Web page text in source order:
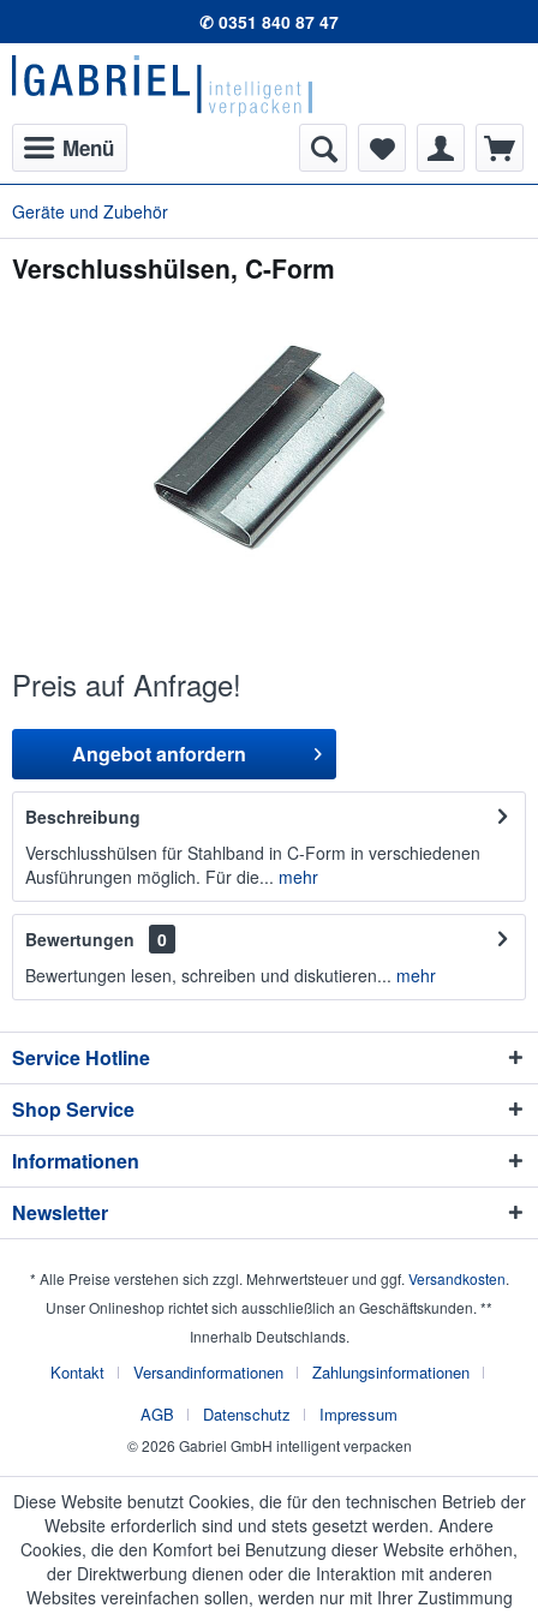
✆ 0351 840 87 47
Menü
Geräte und Zubehör
Verschlusshülsen, C-Form
Preis auf Anfrage!
Angebot anfordern
Beschreibung
Verschlusshülsen für Stahlband in C-Form in verschiedenen
Ausführungen möglich. Für die... mehr
Bewertungen
0
Bewertungen lesen, schreiben und diskutieren... mehr
Service Hotline
Shop Service
Informationen
Newsletter
* Alle Preise verstehen sich zzgl. Mehrwertsteuer und ggf. Versandkosten.
Unser Onlineshop richtet sich ausschließlich an Geschäftskunden. **
Innerhalb Deutschlands.
Kontakt Versandinformationen
Zahlungsinformationen
AGB
Datenschutz Impressum
© 2026 Gabriel GmbH intelligent verpacken
Diese Website benutzt Cookies, die für den technischen Betrieb der
Website erforderlich sind und stets gesetzt werden. Andere
Cookies, die den Komfort bei Benutzung dieser Website erhöhen,
der Direktwerbung dienen oder die Interaktion mit anderen
Websites vereinfachen sollen, werden nur mit Ihrer Zustimmung